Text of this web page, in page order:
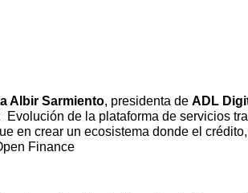
Albir Sarmiento, presidenta de ADL
Evolución de la plataforma de servicios
en crear un ecosistema donde el
Finance